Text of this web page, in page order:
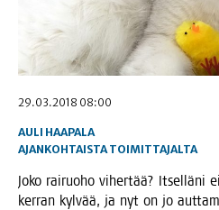
29.03.2018 08:00
AULI HAAPALA
AJANKOHTAISTA TOIMITTAJALTA
Joko rai­ruo­ho viher­tää? Itsel­lä­ni
ker­ran kyl­vää, ja nyt on jo